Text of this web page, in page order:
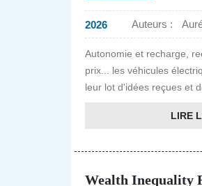
2026 Auteurs :
Autonomie et recharge,
prix... les véhicules
leur lot d'idées reçues et
LIRE
Wealth Inequality